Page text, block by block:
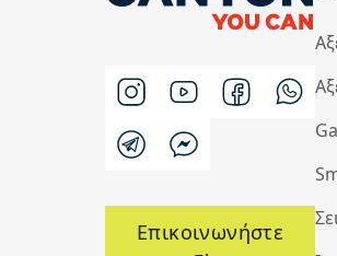
Επικοινωνήστε